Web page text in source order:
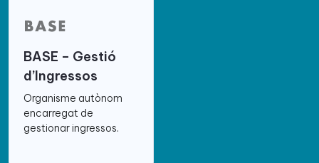
BASE – Gestió
d’Ingressos
Organisme autònom
encarregat de
gestionar ingressos.